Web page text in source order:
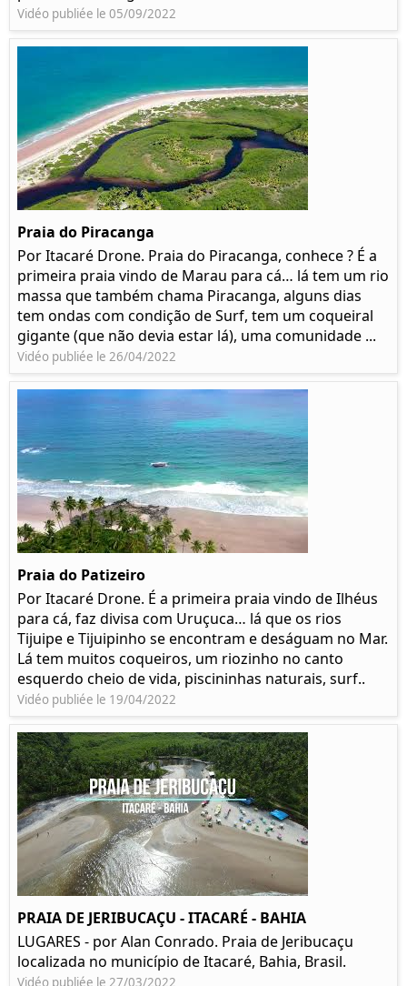
Vidéo publiée le 05/09/2022
Praia do Piracanga
Por Itacaré Drone. Praia do Piracanga, conhece ? É a
primeira praia vindo de Marau para cá… lá tem um rio
massa que também chama Piracanga, alguns dias
tem ondas com condição de Surf, tem um coqueiral
gigante (que não devia estar lá), uma comunidade ...
Vidéo publiée le 26/04/2022
Praia do Patizeiro
Por Itacaré Drone. É a primeira praia vindo de Ilhéus
para cá, faz divisa com Uruçuca… lá que os rios
Tijuipe e Tijuipinho se encontram e deságuam no Mar.
Lá tem muitos coqueiros, um riozinho no canto
esquerdo cheio de vida, piscininhas naturais, surf..
Vidéo publiée le 19/04/2022
PRAIA DE JERIBUCAÇU - ITACARÉ - BAHIA
LUGARES - por Alan Conrado. Praia de Jeribucaçu
localizada no município de Itacaré, Bahia, Brasil.
Vidéo publiée le 27/03/2022